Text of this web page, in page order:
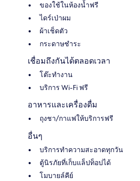
ของใช้ในห้องน้ำฟรี
ไดร์เป่าผม
ผ้าเช็ดตัว
กระดาษชำระ
เชื่อมถึงกันได้ตลอดเวลา
โต๊ะทำงาน
บริการ Wi-Fi ฟรี
อาหารและเครื่องดื่ม
ถุงชา/กาแฟให้บริการฟรี
อื่นๆ
บริการทำความสะอาดทุกวัน
ตู้นิรภัยที่เก็บแล็ปท็อปได้
โมบายล์คีย์